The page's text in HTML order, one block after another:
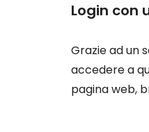
Login con
Grazie ad un
accedere a
pagina web,